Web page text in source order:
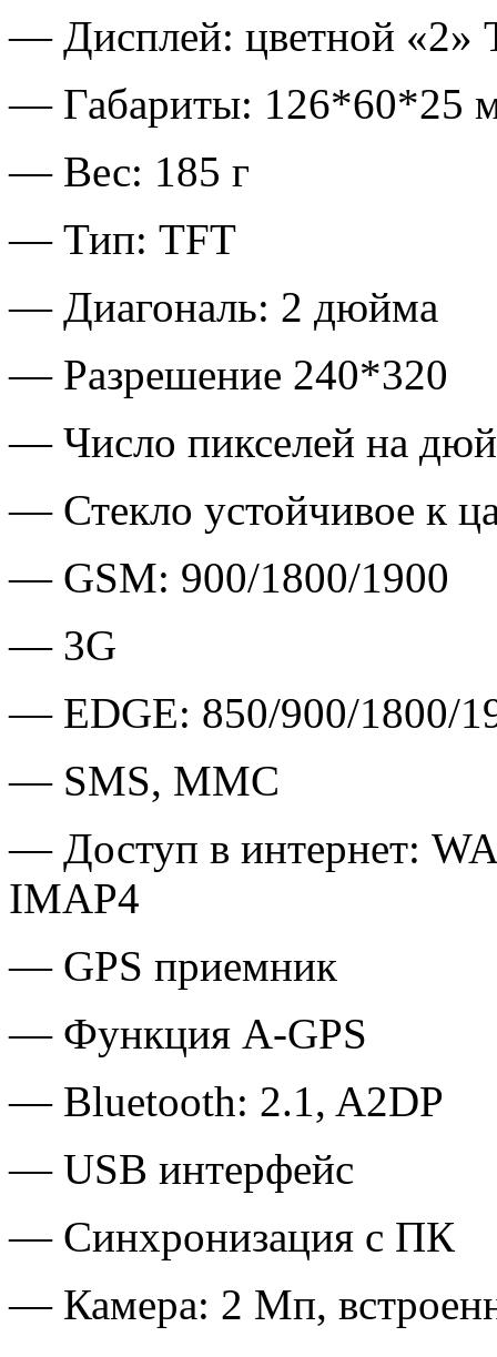
— Дисплей: цветной «2»
— Габариты: 126*60*25
— Вес: 185 г
— Тип: TFT
— Диагональ: 2 дюйма
— Разрешение 240*320
— Число пикселей на
— Стекло устойчивое к
— GSM: 900/1800/1900
— 3G
— EDGE: 850/900/1800/
— SMS, MMC
— Доступ в интернет:
IMAP4
— GPS приемник
— Функция A-GPS
— Bluetooth: 2.1, A2DP
— USB интерфейс
— Синхронизация с ПК
— Камера: 2 Мп,